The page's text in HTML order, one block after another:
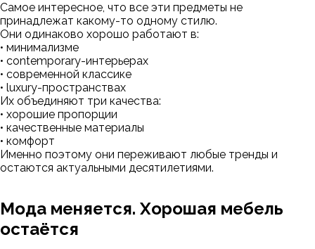
Самое интересное, что все эти предметы не
принадлежат какому-то одному стилю.
Они одинаково хорошо работают в:
• минимализме
• contemporary-интерьерах
• современной классике
• luxury-пространствах
Их объединяют три качества:
• хорошие пропорции
• качественные материалы
• комфорт
Именно поэтому они переживают любые тренды и
остаются актуальными десятилетиями.
Мода меняется. Хорошая мебель
остаётся